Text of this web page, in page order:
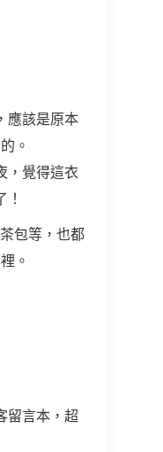
應該是原本
。
，覺得這衣
包等，也都
。
留言本，超